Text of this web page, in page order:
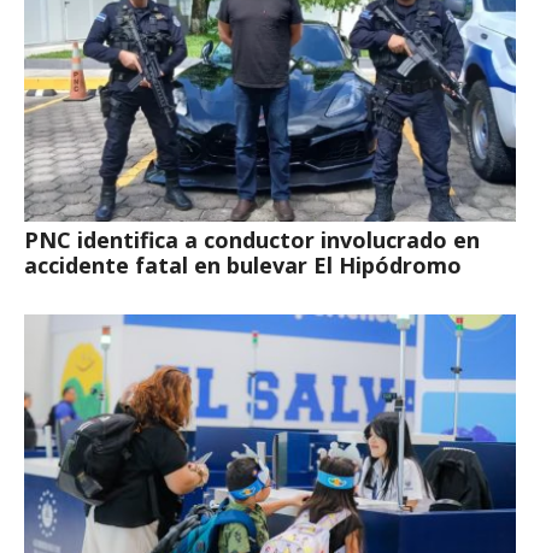
PNC identifica a conductor involucrado en
accidente fatal en bulevar El Hipódromo